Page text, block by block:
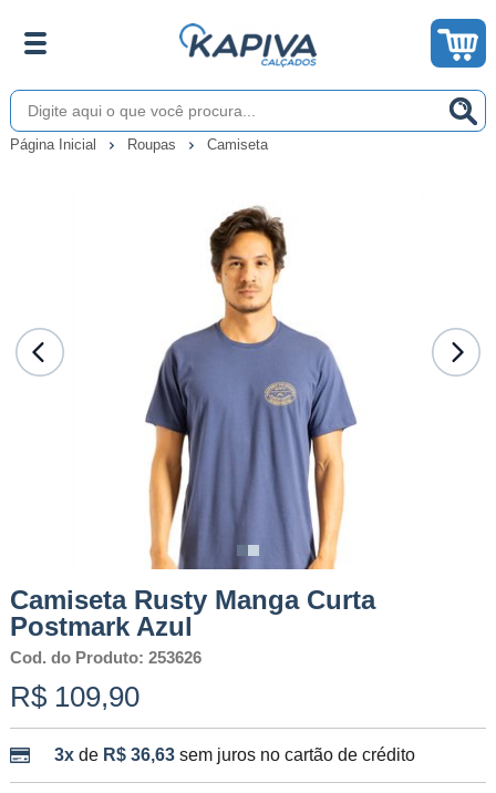
Página Inicial Roupas Camiseta
Camiseta Rusty Manga Curta
Postmark Azul
Cod. do Produto: 253626
R$ 109,90
3xde R$ 36,63 sem juros no cartão de crédito